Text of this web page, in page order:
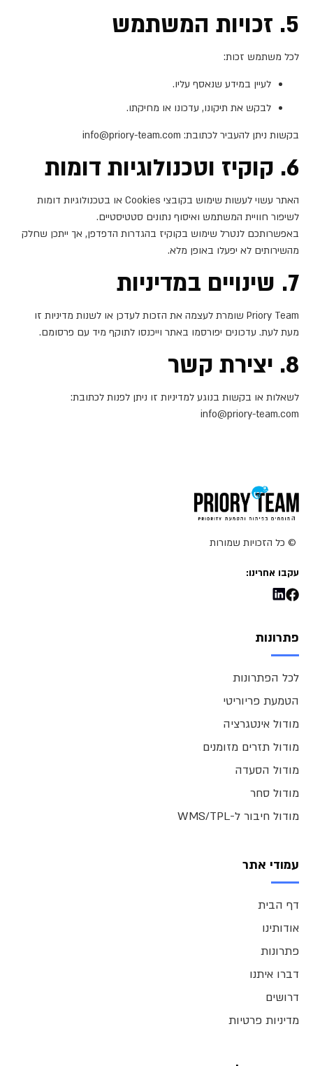
5. זכויות המשתמש
לכל משתמש זכות:
לעיין במידע שנאסף עליו.
לבקש את תיקונו, עדכונו או מחיקתו.
בקשות ניתן להעביר לכתובת: info@priory-team.com
6. קוקיז וטכנולוגיות דומות
האתר עשוי לעשות שימוש בקובצי Cookies או בטכנולוגיות דומות
לשיפור חוויית המשתמש ואיסוף נתונים סטטיסטיים.
באפשרותכם לנטרל שימוש בקוקיז בהגדרות הדפדפן, אך ייתכן שחלק
מהשירותים לא יפעלו באופן מלא.
7. שינויים במדיניות
Priory Team שומרת לעצמה את הזכות לעדכן או לשנות מדיניות זו
מעת לעת. עדכונים יפורסמו באתר וייכנסו לתוקף מיד עם פרסומם.
8. יצירת קשר
לשאלות או בקשות בנוגע למדיניות זו ניתן לפנות לכתובת:
info@priory-team.com
© כל הזכויות שמורות
עקבו אחרינו:
פתרונות
לכל הפתרונות
הטמעת פריוריטי
מודול אינטגרציה
מודול תזרים מזומנים
מודול הסעדה
מודול סחר
מודול חיבור ל-WMS/TPL
עמודי אתר
דף הבית
אודותינו
פתרונות
דברו איתנו
דרושים
מדיניות פרטיות